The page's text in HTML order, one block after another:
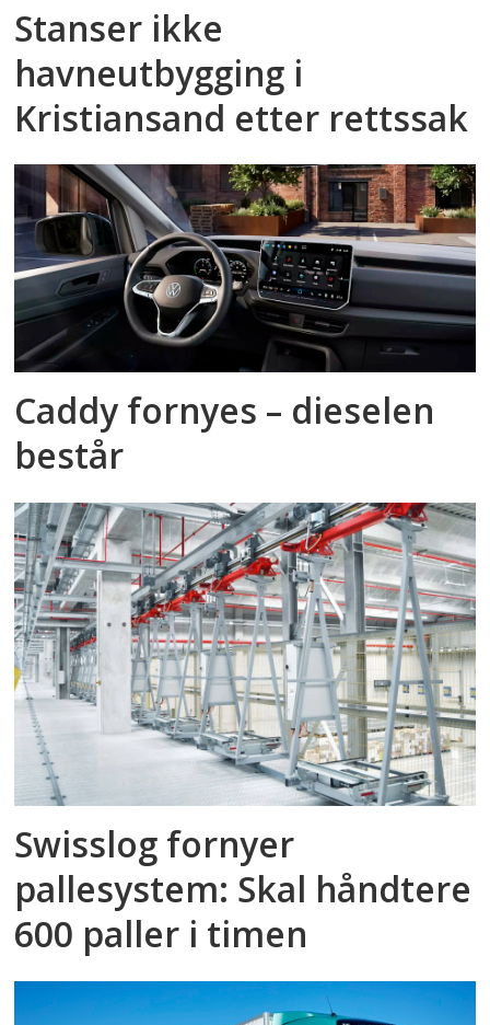
Stanser ikke
havneutbygging i
Kristiansand etter rettssak
Caddy fornyes – dieselen
består
Swisslog fornyer
pallesystem: Skal håndtere
600 paller i timen